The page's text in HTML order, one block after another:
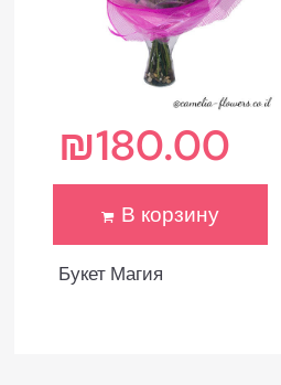
Букет Магия
₪180.00
В корзину